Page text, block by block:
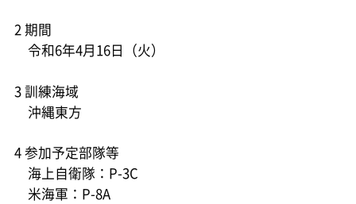
2 期間
令和6年4月16日（火）
3 訓練海域
沖縄東方
4 参加予定部隊等
海上自衛隊：P-3C
米海軍：P-8A